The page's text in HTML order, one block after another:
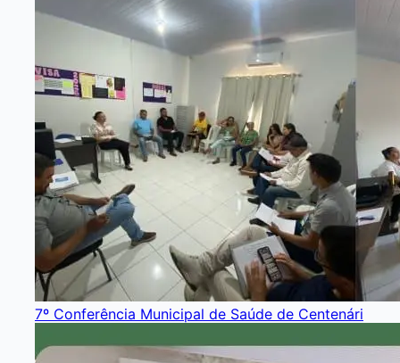
7º Conferência Municipal de Saúde de Centenári